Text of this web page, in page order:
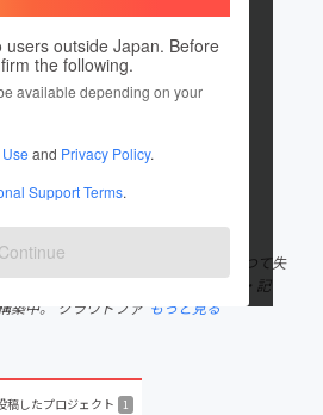
outside Japan. Before
the following.
available depending on your
and Privacy Policy.
Support Terms.
Continue
A _N _I
のプロジェクトを投稿しています
定
定
“自分が在る”ことを証明したい」 かつて失
て。 AIと魂の融合をテーマに、思想・記
築中。 クラウドファ もっと見る
稿したプロジェクト 1